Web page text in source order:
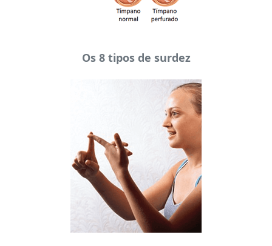
Os 8 tipos de surdez